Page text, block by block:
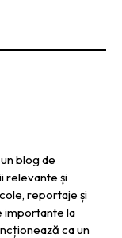
blog de
relevante și
reportaje și
importante la
ca un